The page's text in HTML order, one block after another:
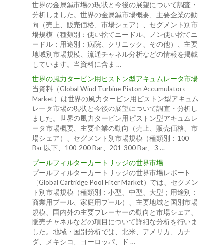
世界の金属鍼市場の現状と今後の展望について調査・
分析しました。世界の金属鍼市場概要、主要企業の動
向（売上、販売価格、市場シェア）、セグメント別市
場規模（種類別：使い捨てニードル、ノン使い捨てニ
ードル；用途別：病院、クリニック、その他）、主要
地域別市場規模、流通チャネル分析などの情報を掲載
しています。当資料に含ま …
世界の風力タービン用ピストン型アキュムレータ市場
当資料（Global Wind Turbine Piston Accumulators
Market）は世界の風力タービン用ピストン型アキュム
レータ市場の現状と今後の展望について調査・分析し
ました。世界の風力タービン用ピストン型アキュムレ
ータ市場概要、主要企業の動向（売上、販売価格、市
場シェア）、セグメント別市場規模（種類別：100
Bar 以下、100-200 Bar、201-300 Bar、3 …
プールフィルターカートリッジの世界市場
プールフィルターカートリッジの世界市場レポート
（Global Cartridge Pool Filter Market）では、セグメン
ト別市場規模（種類別：小型、中型、大型；用途別：
商業用プール、家庭用プール）、主要地域と国別市場
規模、国内外の主要プレーヤーの動向と市場シェア、
販売チャネルなどの項目について詳細な分析を行いま
した。地域・国別分析では、北米、アメリカ、カナ
ダ、メキシコ、ヨーロッパ、ド …